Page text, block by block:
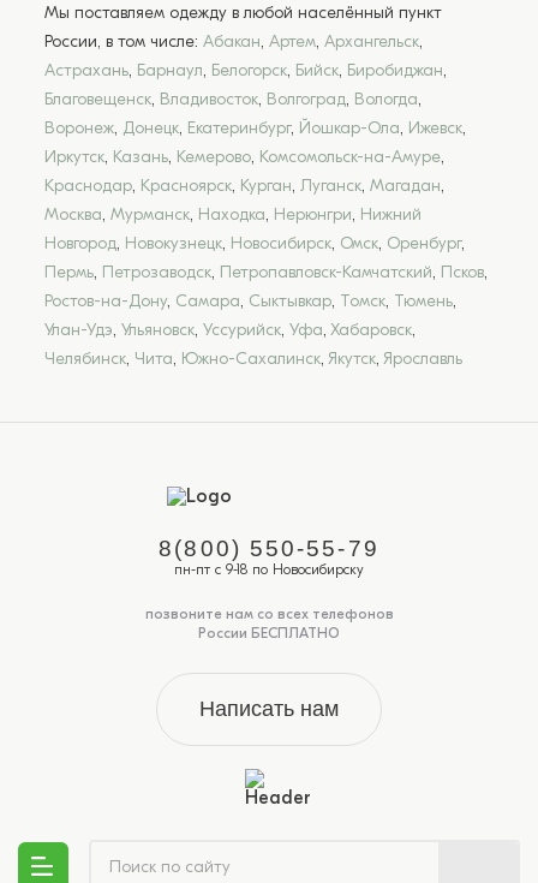
Мы поставляем одежду в любой населённый пункт
России, в том числе: Абакан, Артем, Архангельск,
Астрахань, Барнаул, Белогорск, Бийск, Биробиджан,
Благовещенск, Владивосток, Волгоград, Вологда,
Воронеж, Донецк, Екатеринбург, Йошкар-Ола, Ижевск,
Иркутск, Казань, Кемерово, Комсомольск-на-Амуре,
Краснодар, Красноярск, Курган, Луганск, Магадан,
Москва, Мурманск, Находка, Нерюнгри, Нижний
Новгород, Новокузнецк, Новосибирск, Омск, Оренбург,
Пермь, Петрозаводск, Петропавловск-Камчатский, Псков,
Ростов-на-Дону, Самара, Сыктывкар, Томск, Тюмень,
Улан-Удэ, Ульяновск, Уссурийск, Уфа, Хабаровск,
Челябинск, Чита, Южно-Сахалинск, Якутск, Ярославль
8(800) 550-55-79
пн-пт с 9-18 по Новосибирску
позвоните нам со всех телефонов
России БЕСПЛАТНО
Написать нам